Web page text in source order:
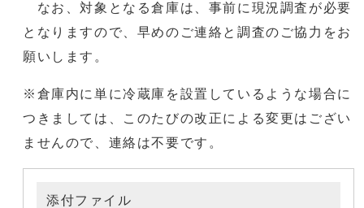
なお、対象となる倉庫は、事前に現況調査が必要
となりますので、早めのご連絡と調査のご協力をお
願いします。
※倉庫内に単に冷蔵庫を設置しているような場合に
つきましては、このたびの改正による変更はござい
ませんので、連絡は不要です。
添付ファイル